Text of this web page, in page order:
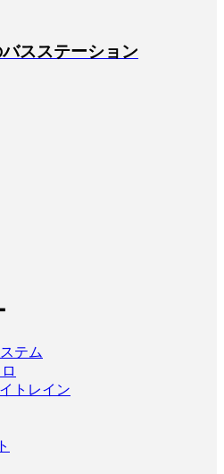
スステーション
テム
トレイン